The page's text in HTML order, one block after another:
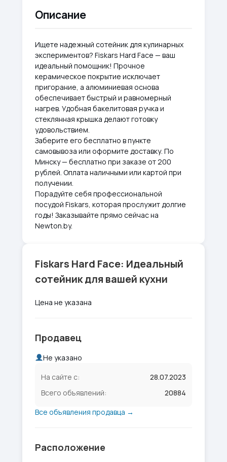
Описание
Ищете надежный сотейник для кулинарных
экспериментов? Fiskars Hard Face — ваш
идеальный помощник! Прочное
керамическое покрытие исключает
пригорание, а алюминиевая основа
обеспечивает быстрый и равномерный
нагрев. Удобная бакелитовая ручка и
стеклянная крышка делают готовку
удовольствием.
Заберите его бесплатно в пункте
самовывоза или оформите доставку. По
Минску — бесплатно при заказе от 200
рублей. Оплата наличными или картой при
получении.
Порадуйте себя профессиональной
посудой Fiskars, которая прослужит долгие
годы! Заказывайте прямо сейчас на
Newton.by.
Fiskars Hard Face: Идеальный
сотейник для вашей кухни
Цена не указана
Продавец
Не указано
На сайте с:
28.07.2023
Всего объявлений:
20884
Все объявления продавца →
Расположение